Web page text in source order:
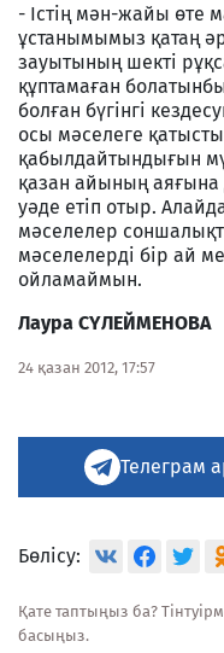
- Істің мән-жайы өте
ұстанымымыз қатаң
зауытының шекті
құптамаған
болған бүгінгі
осы мәселеге
қабылдайтындығын
қазан айының аяғына
уәде етіп отыр.
мәселелер
мәселелерді бір ай
ойламаймын.
Лаура СҮЛЕЙМЕНОВА
24 қазан 2012, 17:57
Телеграм
Бөлісу:
Қате таптыңыз ба?
басыңыз.